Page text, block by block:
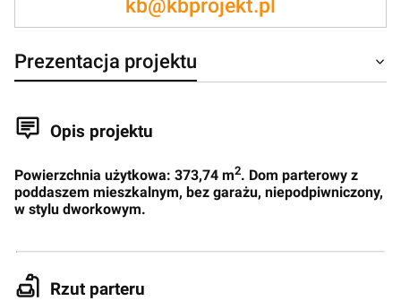
kb@kbprojekt.pl
Prezentacja projektu
Opis projektu
Powierzchnia użytkowa: 373,74 m2. Dom parterowy z
poddaszem mieszkalnym, bez garażu, niepodpiwniczony,
w stylu dworkowym.
Rzut parteru